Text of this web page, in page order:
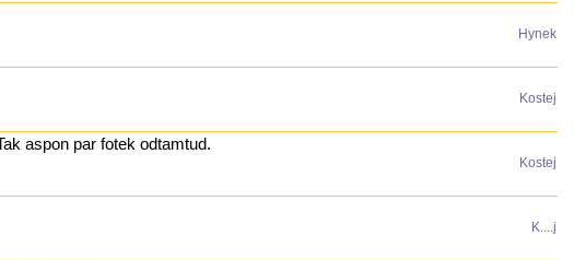
Hynek
Kostej
aspon par fotek odtamtud.
Kostej
K....j